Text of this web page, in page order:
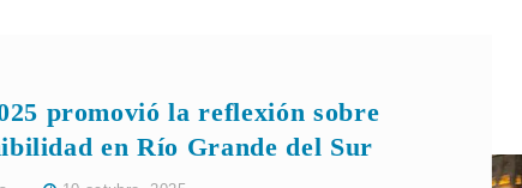
promovió la reflexión sobre
en Río Grande del Sur